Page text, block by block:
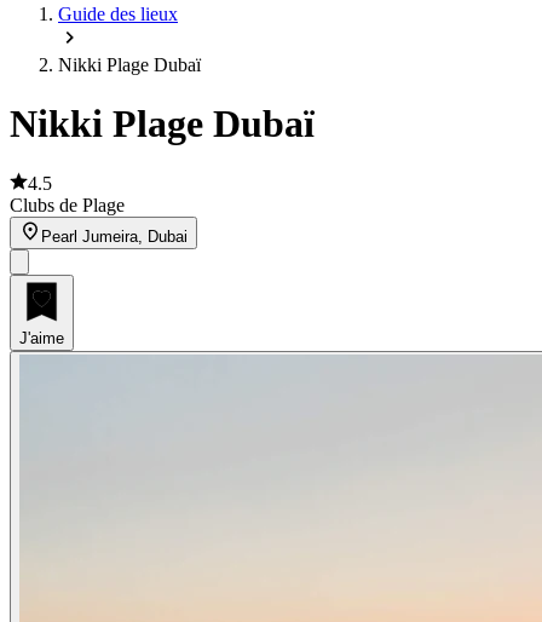
Guide des lieux
Nikki Plage Dubaï
Nikki Plage Dubaï
4.5
Clubs de Plage
Pearl Jumeira, Dubai
J'aime